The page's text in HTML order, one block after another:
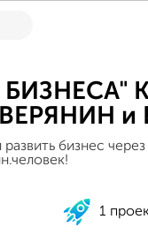
БИЗНЕСА"
развить бизнес
1